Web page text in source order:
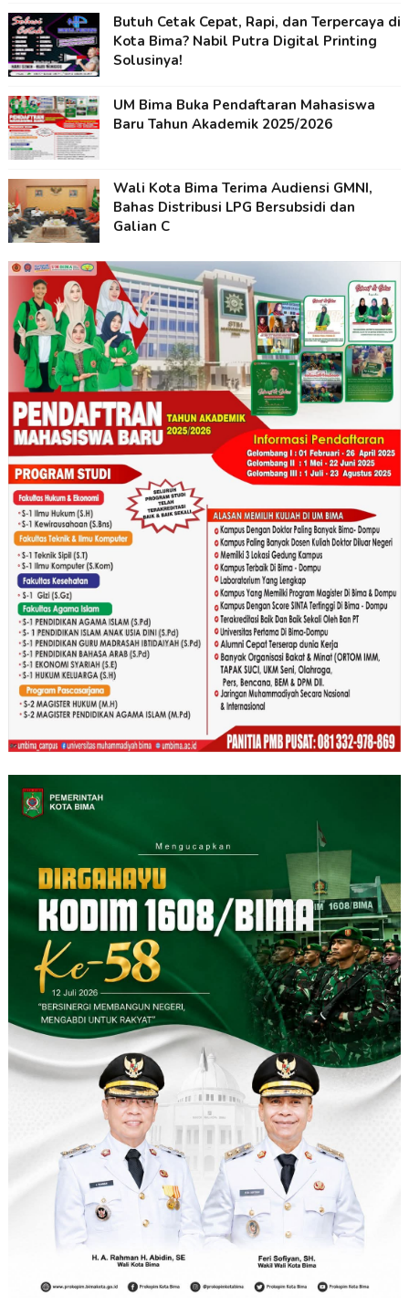
Butuh Cetak Cepat, Rapi, dan Terpercaya di
Kota Bima? Nabil Putra Digital Printing
Solusinya!
UM Bima Buka Pendaftaran Mahasiswa
Baru Tahun Akademik 2025/2026
Wali Kota Bima Terima Audiensi GMNI,
Bahas Distribusi LPG Bersubsidi dan
Galian C